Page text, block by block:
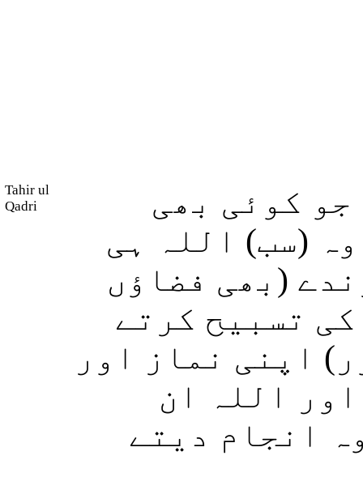
Tahir ul
Qadri
کوئی بھی
(سب) اللہ ہی
(بھی فضاؤں
کی تسبیح کرتے
اپنی نماز اور
اللہ ان
انجام دیتے